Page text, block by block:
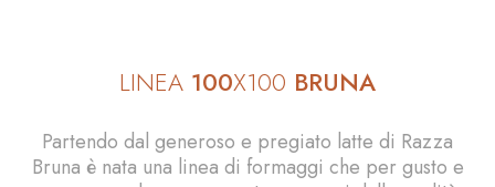
LINEA 100X100 BRUNA
Partendo dal generoso e pregiato latte di Razza
Bruna è nata una linea di formaggi che per gusto e